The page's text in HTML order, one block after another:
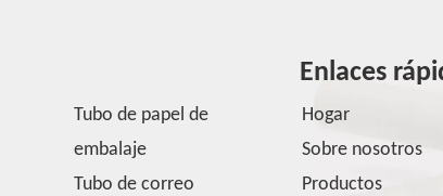
Tubo de papel de
embalaje
Tubo de correo
Enlaces
Hogar
Sobre nosotros
Productos